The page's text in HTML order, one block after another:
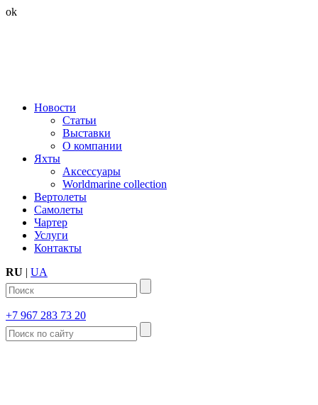
ok
Новости
Статьи
Выставки
О компании
Яхты
Аксессуары
Worldmarine collection
Вертолеты
Самолеты
Чартер
Услуги
Контакты
RU | UA
+7 967 283 73 20